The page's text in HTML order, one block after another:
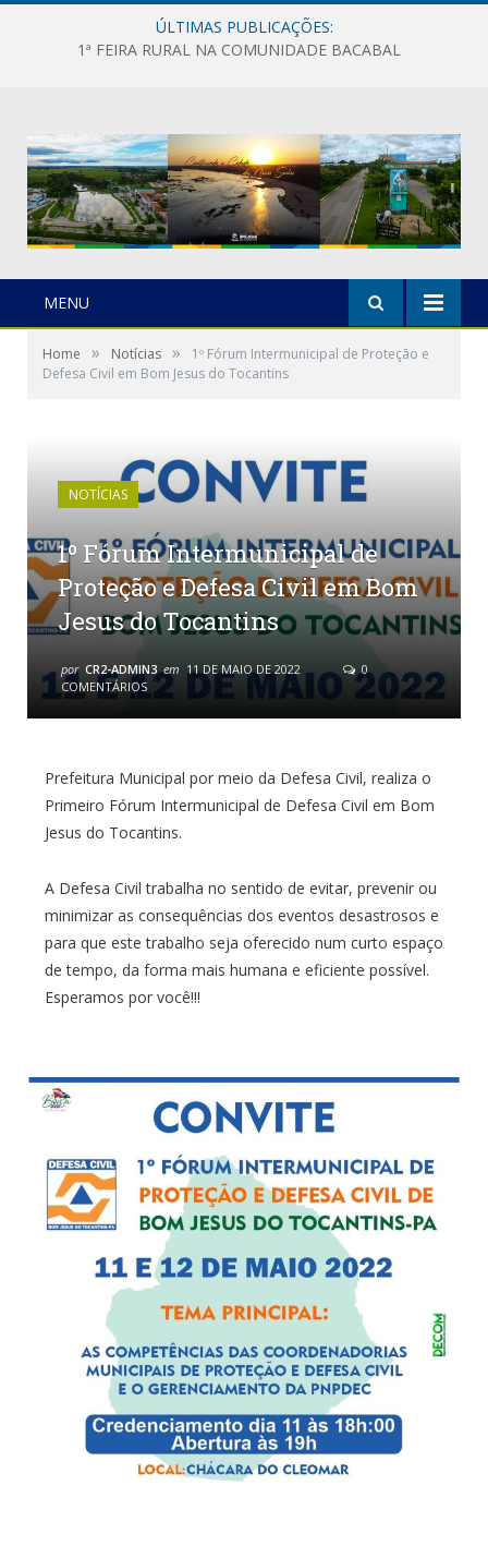
ÚLTIMAS PUBLICAÇÕES:
1ª FEIRA RURAL NA COMUNIDADE BACABAL
MENU
Home » Notícias »
1º Fórum Intermunicipal de Proteção e
Defesa Civil em Bom Jesus do Tocantins
NOTÍCIAS
1º Fórum Intermunicipal de
Proteção e Defesa Civil em Bom
Jesus do Tocantins
por CR2-ADMIN3 em 11 DE MAIO DE 2022
0
COMENTÁRIOS
Prefeitura Municipal por meio da Defesa Civil, realiza o
Primeiro Fórum Intermunicipal de Defesa Civil em Bom
Jesus do Tocantins.
A Defesa Civil trabalha no sentido de evitar, prevenir ou
minimizar as consequências dos eventos desastrosos e
para que este trabalho seja oferecido num curto espaço
de tempo, da forma mais humana e eficiente possível.
Esperamos por você!!!